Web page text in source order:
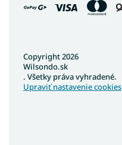
Copyright 2026
Wilsondo.sk
. Všetky práva vyhradené.
Upraviť nastavenie cookies